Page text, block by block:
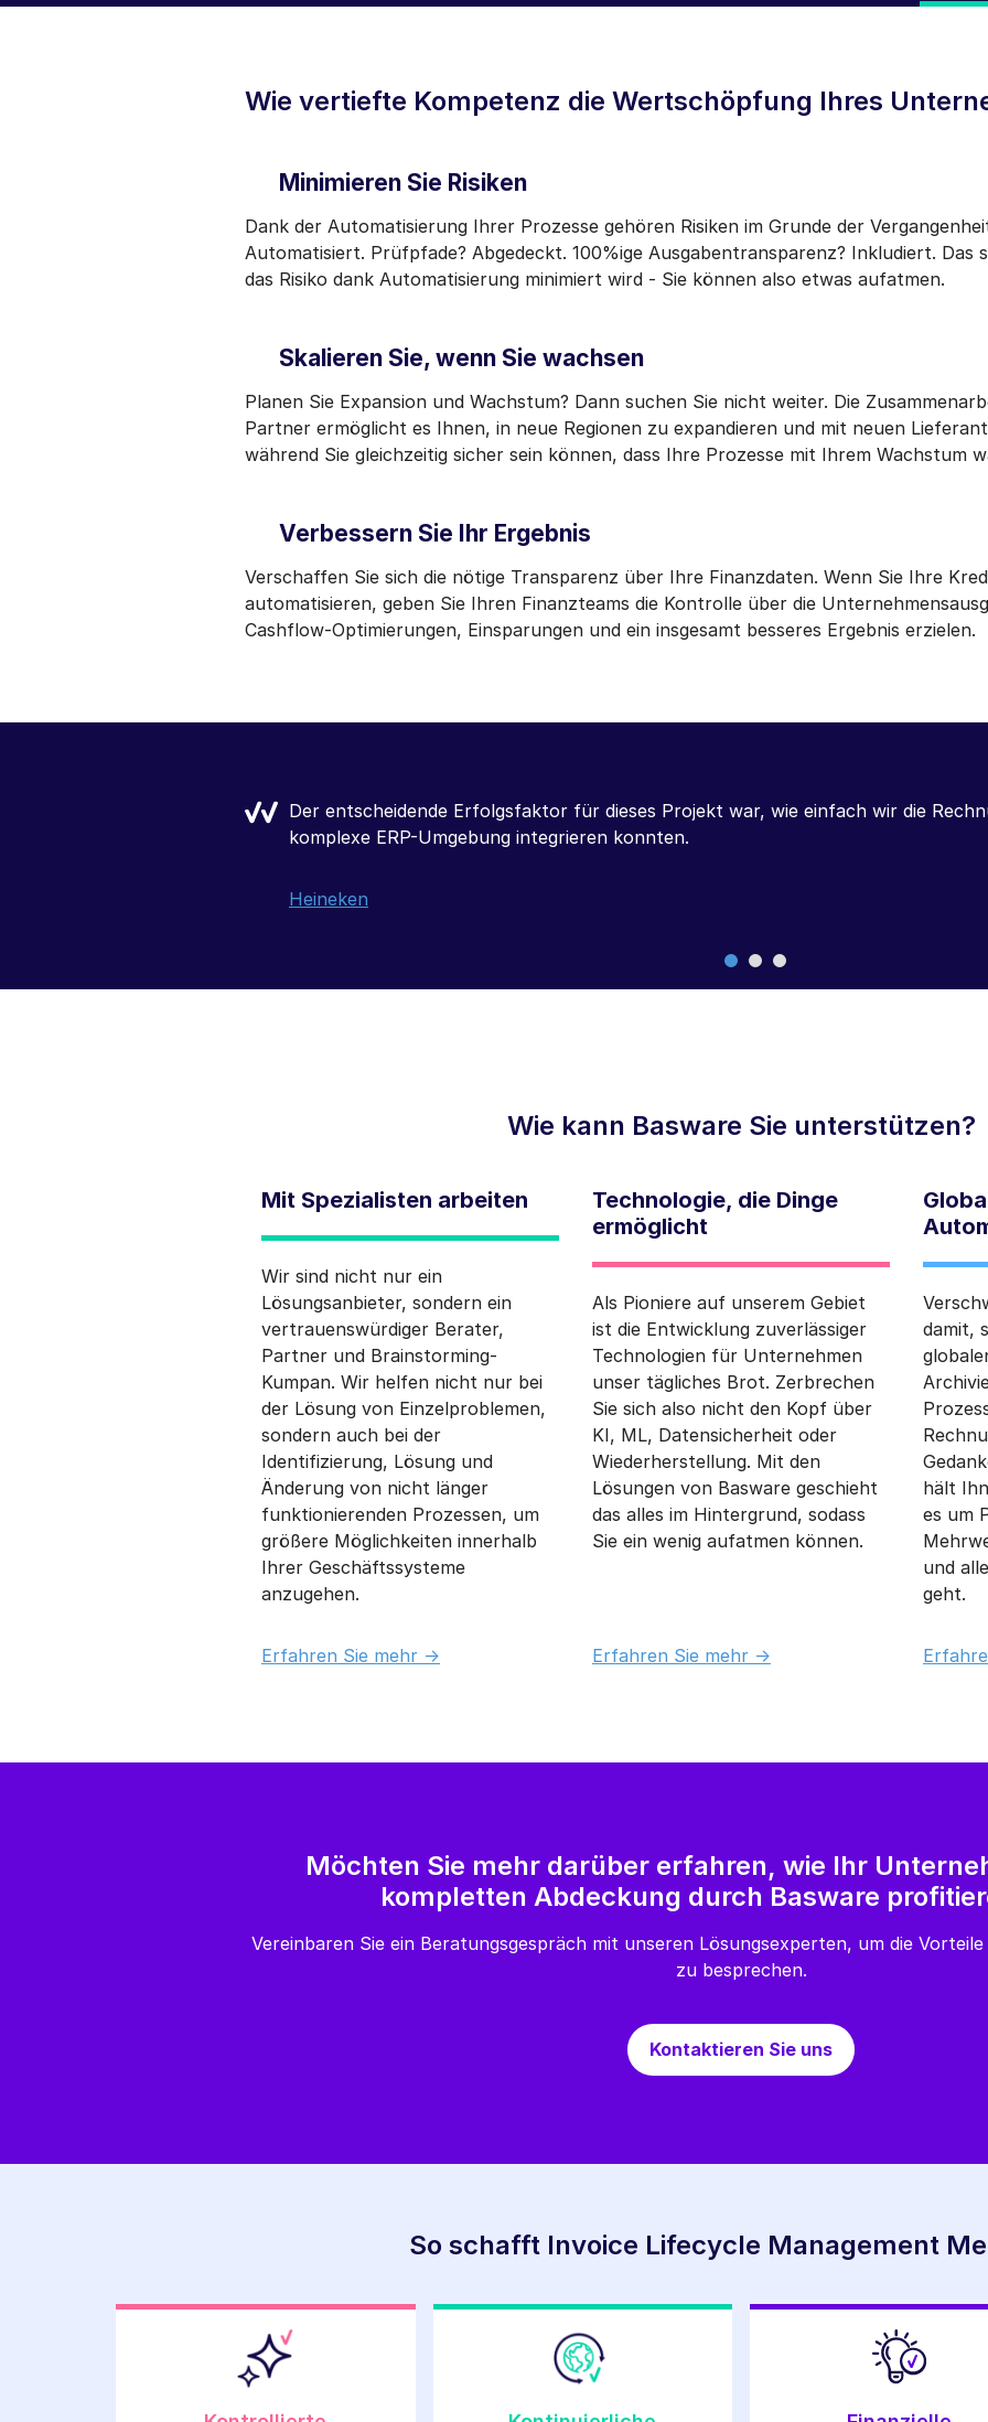
Wie vertiefte Kompetenz die Wertschöpfung Ihres
Minimieren Sie Risiken
Dank der Automatisierung Ihrer Prozesse gehören Risiken im Grunde der
Automatisiert. Prüfpfade? Abgedeckt. 100%ige Ausgabentransparenz? Inkludiert. Das
das Risiko dank Automatisierung minimiert wird - Sie können also etwas aufatmen.
Skalieren Sie, wenn Sie wachsen
Planen Sie Expansion und Wachstum? Dann suchen Sie nicht weiter. Die
Partner ermöglicht es Ihnen, in neue Regionen zu expandieren und mit neuen
während Sie gleichzeitig sicher sein können, dass Ihre Prozesse mit Ihrem Wachstum
Verbessern Sie Ihr Ergebnis
Verschaffen Sie sich die nötige Transparenz über Ihre Finanzdaten. Wenn Sie Ihre
automatisieren, geben Sie Ihren Finanzteams die Kontrolle über die
Cashflow-Optimierungen, Einsparungen und ein insgesamt besseres Ergebnis erzielen.
Wir können damit nicht nur unsere Rechnungsverarbeitungssysteme
sondern auch die Anforderungen, die sich aus unserem internen und externen
Wir sind nicht nur ein
Lösungsanbieter, sondern ein
vertrauenswürdiger Berater,
Partner und Brainstorming-
Kumpan. Wir helfen nicht nur bei
der Lösung von Einzelproblemen,
sondern auch bei der
Identifizierung, Lösung und
Änderung von nicht länger
funktionierenden Prozessen, um
größere Möglichkeiten innerhalb
Ihrer Geschäftssysteme
Technologie, die Dinge
Als Pioniere auf unserem Gebiet
ist die Entwicklung zuverlässiger
Technologien für Unternehmen
unser tägliches Brot. Zerbrechen
Sie sich also nicht den Kopf über
KI, ML, Datensicherheit oder
Wiederherstellung. Mit den
Lösungen von Basware geschieht
das alles im Hintergrund, sodass
damit,
hält
es um
und
Möchten Sie mehr darüber erfahren, wie Ihr
Vereinbaren Sie ein Beratungsgespräch mit unseren Lösungsexperten, um die
Kontaktieren Sie uns